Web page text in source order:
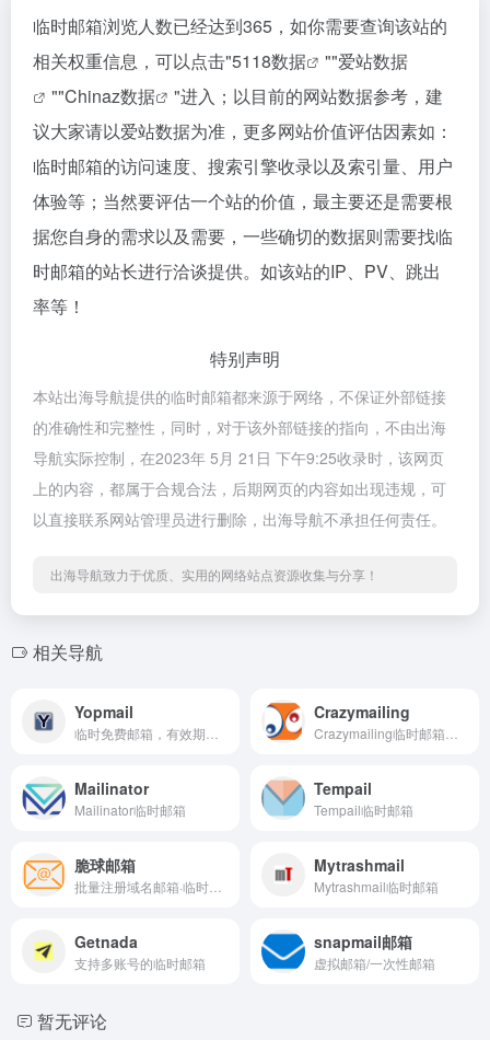
临时邮箱浏览人数已经达到365，如你需要查询该站的
相关权重信息，可以点击"5118数据 ""爱站数据
""Chinaz数据
"进入；以目前的网站数据参考，建
议大家请以爱站数据为准，更多网站价值评估因素如：
临时邮箱的访问速度、搜索引擎收录以及索引量、用户
体验等；当然要评估一个站的价值，最主要还是需要根
据您自身的需求以及需要，一些确切的数据则需要找临
时邮箱的站长进行洽谈提供。如该站的IP、PV、跳出
率等！
特别声明
本站出海导航提供的临时邮箱都来源于网络，不保证外部链接
的准确性和完整性，同时，对于该外部链接的指向，不由出海
导航实际控制，在2023年 5月 21日 下午9:25收录时，该网页
上的内容，都属于合规合法，后期网页的内容如出现违规，可
以直接联系网站管理员进行删除，出海导航不承担任何责任。
出海导航致力于优质、实用的网络站点资源收集与分享！
相关导航
Yopmail Crazymailing
Mailinator
Mailinator临时邮箱
Tempail
Tempail临时邮箱
脆球邮箱 Mytrashmail
Mytrashmail临时邮箱
Getnada
支持多账号的临时邮箱
snapmail邮箱
虚拟邮箱/一次性邮箱
暂无评论